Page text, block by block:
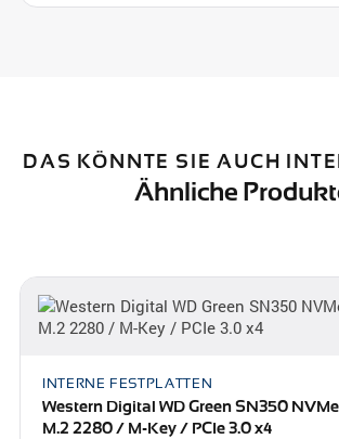
DAS KÖNNTE SIE AUCH
Ähnliche
INTERNE FESTPLATTEN
Western Digital WD Green SN350
M.2 2280 / M-Key / PCIe 3.0 x4